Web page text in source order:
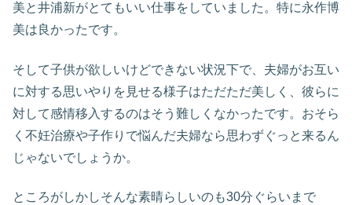
美と井浦新がとてもいい仕事をしていました。特に永作博
美は良かったです。
そして子供が欲しいけどできない状況下で、夫婦がお互い
に対する思いやりを見せる様子はただただ美しく、彼らに
対して感情移入するのはそう難しくなかったです。おそら
く不妊治療や子作りで悩んだ夫婦なら思わずぐっと来るん
じゃないでしょうか。
ところがしかしそんな素晴らしいのも30分ぐらいまで